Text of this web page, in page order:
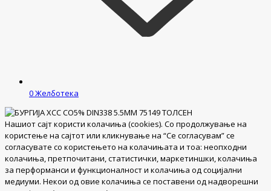
0Желботека
Нашиот сајт користи колачиња (cookies). Со продолжување на
користење на сајтот или кликнување на “Се согласувам” се
согласувате со користењето на колачињата и тоа: неопходни
колачиња, претпочитани, статистички, маркетиншки, колачиња
за перформанси и функционалност и колачиња од социјални
медиуми. Некои од овие колачиња се поставени од надворешни